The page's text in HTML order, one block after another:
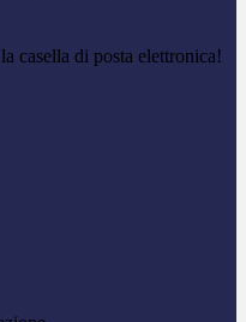
casella di posta elettronica!